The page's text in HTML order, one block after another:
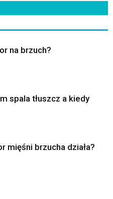
na brzuch?
spala tłuszcz a kiedy
mięśni brzucha działa?